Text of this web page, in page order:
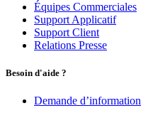
Équipes Commerciales
Support Applicatif
Support Client
Relations Presse
Besoin d'aide ?
Demande d’information